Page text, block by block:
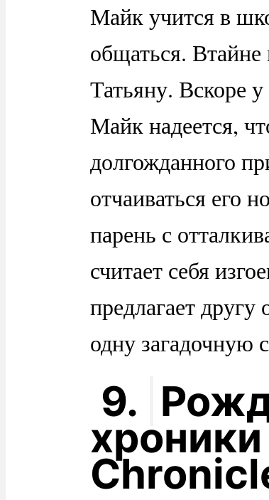
Майк учится в
общаться.
Татьяну. Вскоре
Майк надеется,
долгожданного
отчаиваться его
парень с
считает себя
предлагает
одну загадочную
9.